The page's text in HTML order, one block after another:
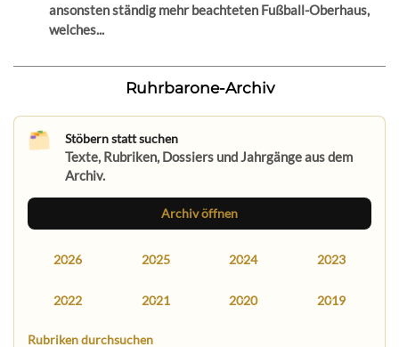
ansonsten ständig mehr beachteten Fußball-Oberhaus,
welches...
Ruhrbarone-Archiv
Stöbern statt suchen
Texte, Rubriken, Dossiers und Jahrgänge aus dem
Archiv.
Archiv öffnen
2026 2025 2024 2023
2022 2021 2020 2019
Rubriken durchsuchen